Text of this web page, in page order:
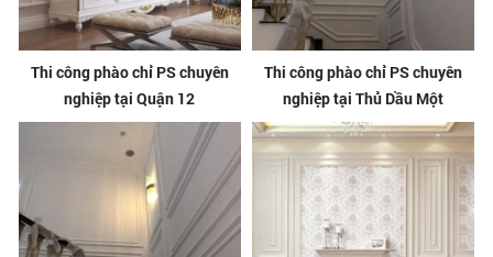
Thi công phào chỉ PS chuyên
nghiệp tại Quận 12
Thi công phào chỉ PS chuyên
nghiệp tại Thủ Dầu Một